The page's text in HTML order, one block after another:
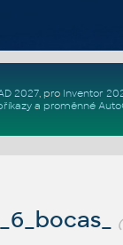
2027, pro Inventor
a proměnné